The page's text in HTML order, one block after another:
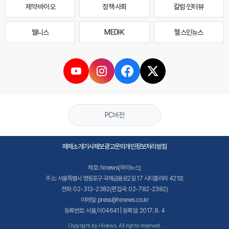
제약·바이오 정책·사회 칼럼·인터뷰
웰니스 MEDI·K 헬스인뉴스
PC버전
매체소개기사제보광고문의개인정보처리방침
제호: hinews(하이뉴스)
주소: 서울특별시 영등포구 국제금융로2길 17 시티플라자 421호
전화: 02-313-2382(편집국: 02-782-2382)
이메일: press@hinews.co.kr
등록번호: 서울,아04641 | 등록일: 2017. 8. 4
Copyright by Hinews. All rights reserved.